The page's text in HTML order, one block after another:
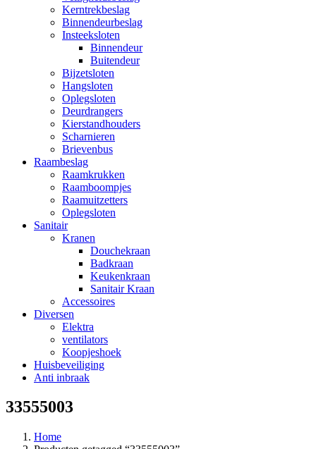
Kerntrekbeslag
Binnendeurbeslag
Insteeksloten
Binnendeur
Buitendeur
Bijzetsloten
Hangsloten
Oplegsloten
Deurdrangers
Kierstandhouders
Scharnieren
Brievenbus
Raambeslag
Raamkrukken
Raamboompjes
Raamuitzetters
Oplegsloten
Sanitair
Kranen
Douchekraan
Badkraan
Keukenkraan
Sanitair Kraan
Accessoires
Diversen
Elektra
ventilators
Koopjeshoek
Huisbeveiliging
Anti inbraak
33555003
Home